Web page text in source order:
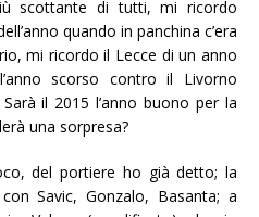
scottante di tutti, mi ricordo
quando in panchina c’era
mi ricordo il Lecce di un anno
scorso contro il Livorno
il 2015 l’anno buono per la
una sorpresa?
del portiere ho già detto; la
Savic, Gonzalo, Basanta; a